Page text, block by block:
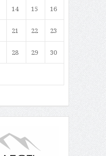
14 15 16
21 22 23
28 29 30